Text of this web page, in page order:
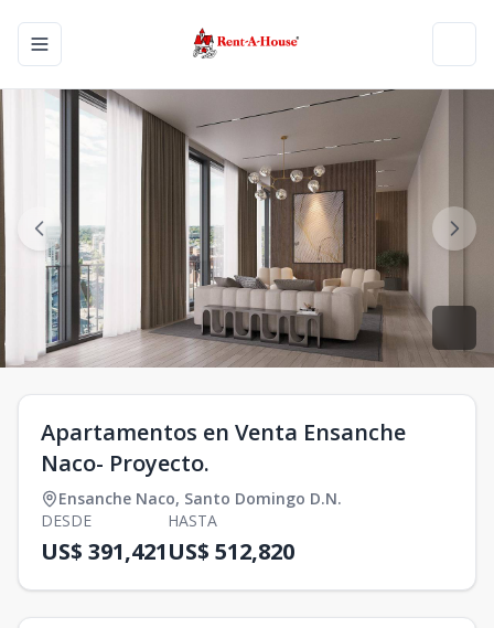
Toggle navigation menu
Apartamentos en Venta Ensanche
Naco- Proyecto.
Ensanche Naco, Santo Domingo D.N.
DESDE
US$ 391,421
HASTA
US$ 512,820